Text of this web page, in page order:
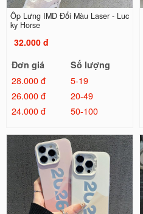
Ốp Lưng IMD Đổi Màu Laser - Luc
ky Horse
32.000 đ
Đơn giá
Số lượng
28.000 đ
5-19
26.000 đ
20-49
24.000 đ
50-100